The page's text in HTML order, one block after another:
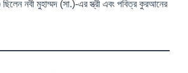
ছিলেন নবী মুহাম্মদ (সা.)-এর স্ত্রী এবং পবিত্র কুরআনের